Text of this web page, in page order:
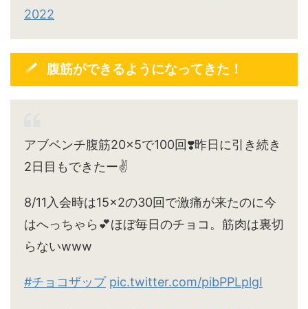
2022
腹筋ができるようになってきた！
アブベンチ腹筋20×5で100回❣️昨日に引き続き
2日目もできたー✌️
8/11入会時は15×2の30回で激痛が来たのに今
はへっちゃら💕ほぼ毎日のチョコ。筋肉は裏切
らないwww
#チョコザップ pic.twitter.com/pibPPLplgI